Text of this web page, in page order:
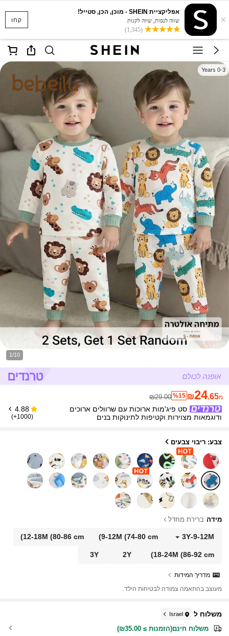
קחו ×
אפליקציית SHEIN - מוכן, הכן, סטייל!
שווה לנסות, שווה לקנות
(1,345)
0-3 Years
1/10
מ ₪24.65
%15
₪29.00
סט פיג'מות ארוכות עם שרוולים ארוכים
ודוגמאות מצוירות וקטיפות לתינוקות בנים
4.88
(1000+)
צבע: ריבוי צבעים
מידה ברירת מחדל
9-12M
-
3Y
9-12M (74-80 cm)
12-18M (80-86 cm)
18-24M (86-92 cm)
2Y
3Y
מדריך המידות
מעוצב בהתאמה צמודה לבטיחות הילד.
משלוח ל Israel
משלוח חינם(הזמנות ≥ ₪35.00)